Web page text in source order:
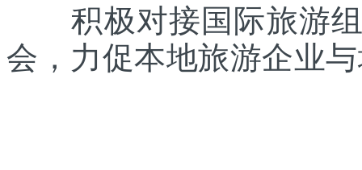
积极对接国际旅游组
会，力促本地旅游企业